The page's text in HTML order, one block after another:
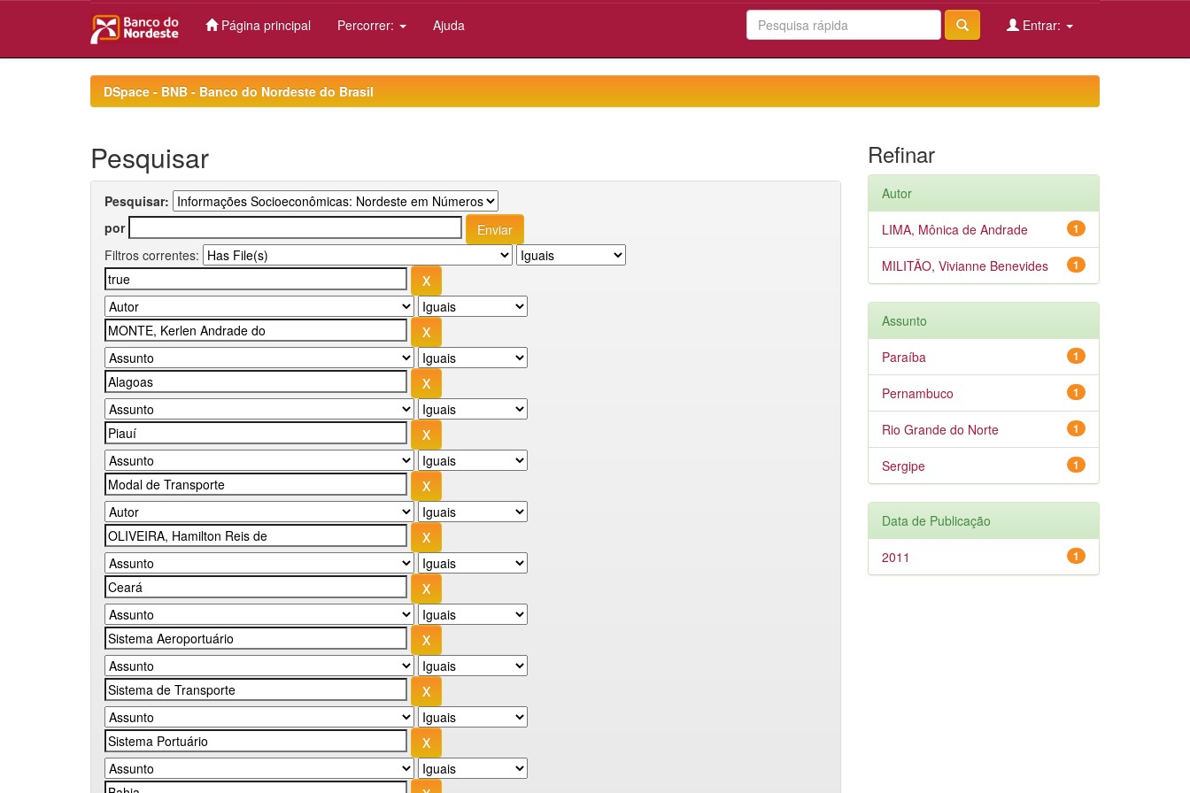
Página principal Percorrer: Ajuda Entrar:
DSpace - BNB - Banco do Nordeste do Brasil
Pesquisar
Pesquisar:
por
Filtros correntes:
Refinar
Autor
1
LIMA, Mônica de Andrade
1
MILITÃO, Vivianne Benevides
Assunto
1
Paraíba
1
Pernambuco
1
Rio Grande do Norte
1
Sergipe
Data de Publicação
1
2011